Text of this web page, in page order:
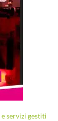
servizi gestiti